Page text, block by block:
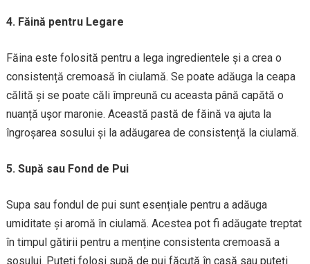
4. Făină pentru Legare
Făina este folosită pentru a lega ingredientele și a crea o
consistență cremoasă în ciulamă. Se poate adăuga la ceapa
călită și se poate căli împreună cu aceasta până capătă o
nuanță ușor maronie. Această pastă de făină va ajuta la
îngroșarea sosului și la adăugarea de consistență la ciulamă.
5. Supă sau Fond de Pui
Supa sau fondul de pui sunt esențiale pentru a adăuga
umiditate și aromă în ciulamă. Acestea pot fi adăugate treptat
în timpul gătirii pentru a menține consistenta cremoasă a
sosului. Puteți folosi supă de pui făcută în casă sau puteți